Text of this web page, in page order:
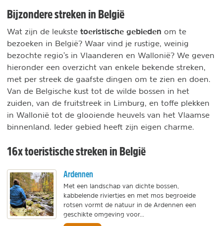
Bijzondere streken in België
Wat zijn de leukste toeristische gebieden om te
bezoeken in België? Waar vind je rustige, weinig
bezochte regio's in Vlaanderen en Wallonië? We geven
hieronder een overzicht van enkele bekende streken,
met per streek de gaafste dingen om te zien en doen.
Van de Belgische kust tot de wilde bossen in het
zuiden, van de fruitstreek in Limburg, en toffe plekken
in Wallonië tot de glooiende heuvels van het Vlaamse
binnenland. Ieder gebied heeft zijn eigen charme.
16x toeristische streken in België
Ardennen
Met een landschap van dichte bossen,
kabbelende riviertjes en met mos begroeide
rotsen vormt de natuur in de Ardennen een
geschikte omgeving voor...